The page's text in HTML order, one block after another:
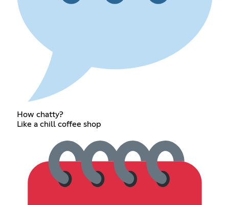
How chatty?
Like a chill coffee shop